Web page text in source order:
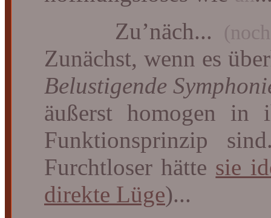
Zu’näch...
Zunächst, wenn es
Belustigende
äußerst homogen in
Funktionsprinzip
Furchtloser hätte sie
direkte Lüge)...